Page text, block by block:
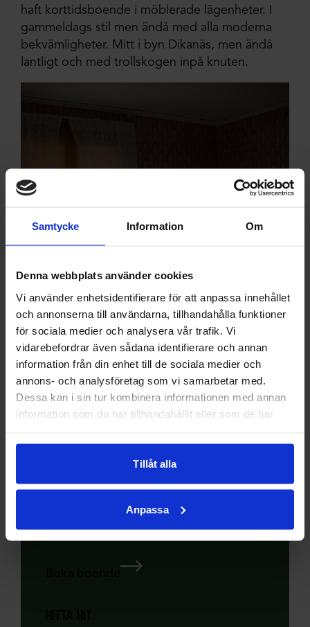
Samtycke Information Om
Denna webbplats använder cookies
Vi använder enhetsidentifierare för att anpassa innehållet
och annonserna till användarna, tillhandahålla funktioner
för sociala medier och analysera vår trafik. Vi
vidarebefordrar även sådana identifierare och annan
information från din enhet till de sociala medier och
annons- och analysföretag som vi samarbetar med.
Dessa kan i sin tur kombinera informationen med annan
information som du har tillhandahållit eller som de har
Tillåt alla
Anpassa
haft korttidsboende i möblerade lägenheter. I
gammeldags stil men ändå med alla moderna
bekvämligheter. Mitt i byn Dikanäs, men ändå
lantligt och med trollskogen inpå knuten.
+46 70-539 71 42